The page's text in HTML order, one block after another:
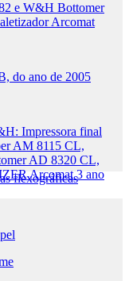
e W&H Bottomer
Arcomat
do ano de 2005
Impressora final
AM 8115 CL,
AD 8320 CL,
Arcomat 3 ano
flexográficas